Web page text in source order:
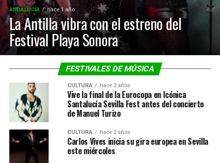
ANDALUCÍA hace 1 año
La Antilla vibra con el estreno del
Festival Playa Sonora
FESTIVALES DE MÚSICA
CULTURA hace 2 años
Vive la final de la Eurocopa en Icónica
Santalucía Sevilla Fest antes del concierto
de Manuel Turizo
CULTURA hace 2 años
Carlos Vives inicia su gira europea en Sevilla
este miércoles